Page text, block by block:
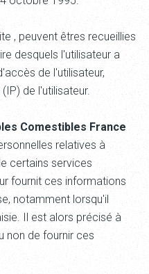
, peuvent êtres recueillies
desquels l'utilisateur a
de l'utilisateur,
de l'utilisateur.
Comestibles France
relatives à
certains services
fournit ces informations
notamment lorsqu'il
Il est alors précisé à
non de fournir ces